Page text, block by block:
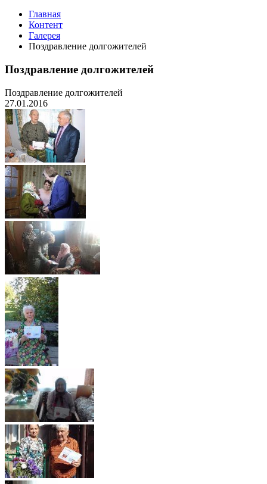
Главная
Контент
Галерея
Поздравление долгожителей
Поздравление долгожителей
Поздравление долгожителей
27.01.2016